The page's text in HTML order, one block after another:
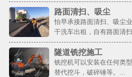
路面清扫、吸尘
怡早承接路面清扫、吸尘
干洗车出租，自有路面清扫
隧道铣挖施工
铣挖机可以安装在任何类
替代挖斗，破碎锤等。...